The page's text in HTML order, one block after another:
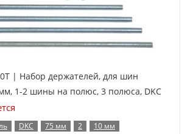
| Набор держателей, для шин
1-2 шины на полюс, 3 полюса, DKC
DKC 75 мм 2 10 мм